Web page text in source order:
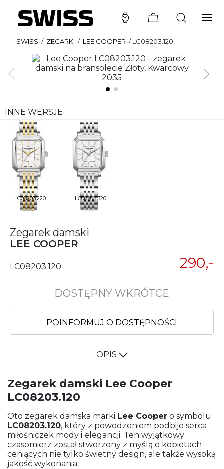
SWISS / ZEGARKI / LEE COOPER /LC08203.120
INNE WERSJE
LC08203.220 LC08203.320
Zegarek damski
LEE COOPER
LC08203.120 290,-
DOSTĘPNY WKRÓTCE
POINFORMUJ O DOSTĘPNOŚCI
OPIS
Zegarek damski Lee Cooper
LC08203.120
Oto zegarek damska marki Lee Cooper o symbolu
LC08203.120, który z powodzeniem podbije serca
miłośniczek mody i elegancji. Ten wyjątkowy
czasomierz został stworzony z myślą o kobietach
ceniących nie tylko świetny design, ale także wysoką
jakość wykonania.